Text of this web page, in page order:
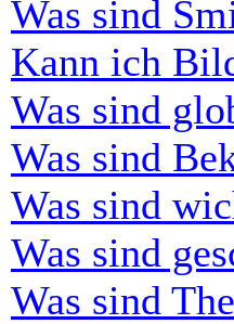
Was sind
Kann ich
Was sind
Was sind
Was sind
Was sind
Was sind